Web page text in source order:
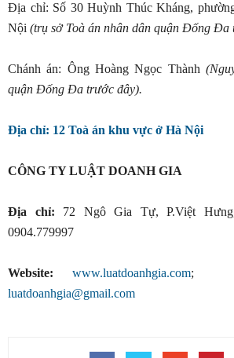
Địa chỉ: Số 30 Huỳnh Thúc Kháng,
Nội (trụ sở Toà án nhân dân quận Đống Đa
Chánh án: Ông Hoàng Ngọc Thành
quận Đống Đa trước đây).
Địa chỉ: 12 Toà án khu vực ở Hà Nội
CÔNG TY LUẬT DOANH GIA
Địa chỉ: 72 Ngô Gia Tự, P.Việt
0904.779997
Website:www.luatdoanhgia.com
luatdoanhgia@gmail.com